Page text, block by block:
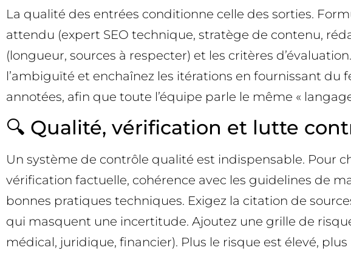
La qualité des entrées conditionne celle des sorties.
attendu (expert SEO technique, stratège de contenu,
(longueur, sources à respecter) et les critères
l’ambiguïté et enchaînez les itérations en fournissant
annotées, afin que toute l’équipe parle le même « langage
🔍 Qualité, vérification et lutte
Un système de contrôle qualité est indispensable. Pour
vérification factuelle, cohérence avec les guidelines de
bonnes pratiques techniques. Exigez la citation de
qui masquent une incertitude. Ajoutez une grille de
médical, juridique, financier). Plus le risque est élevé,